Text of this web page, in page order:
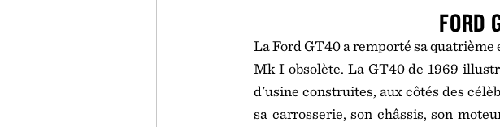
FORD
La Ford GT40 a remporté sa
Mk I obsolète. La GT40 de 1969
d'usine construites, aux côtés des
sa carrosserie, son châssis, son